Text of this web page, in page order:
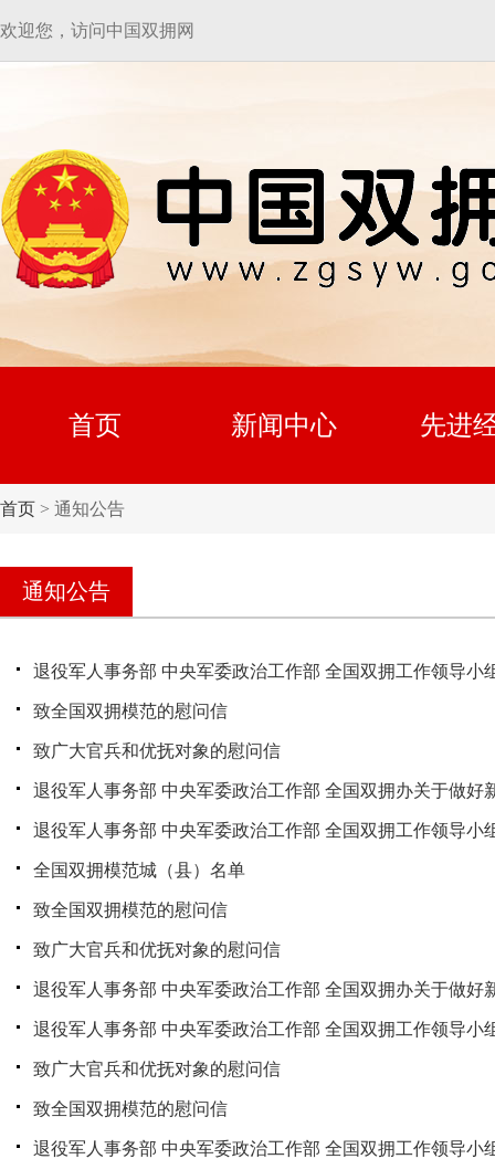
欢迎您，访问中国双拥网
首页 新闻中心 先进
首页 > 通知公告
通知公告
退役军人事务部 中央军委政治工作部 全国双拥工作领导小
致全国双拥模范的慰问信
致广大官兵和优抚对象的慰问信
退役军人事务部 中央军委政治工作部 全国双拥办关于做
退役军人事务部 中央军委政治工作部 全国双拥工作领导小
全国双拥模范城（县）名单
致全国双拥模范的慰问信
致广大官兵和优抚对象的慰问信
退役军人事务部 中央军委政治工作部 全国双拥办关于做
退役军人事务部 中央军委政治工作部 全国双拥工作领导小
致广大官兵和优抚对象的慰问信
致全国双拥模范的慰问信
退役军人事务部 中央军委政治工作部 全国双拥工作领导